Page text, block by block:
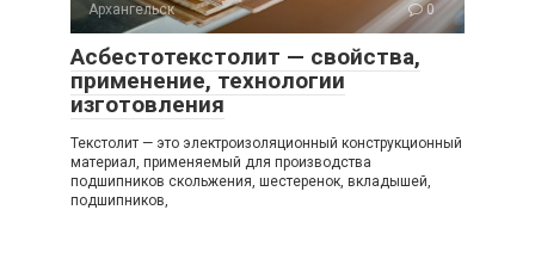
Архангельск 0
Асбестотекстолит — свойства,
применение, технологии
изготовления
Текстолит — это электроизоляционный конструкционный
материал, применяемый для производства
подшипников скольжения, шестеренок, вкладышей,
подшипников,